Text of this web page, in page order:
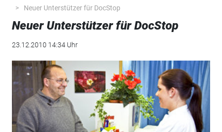
Neuer Unterstützer für DocStop
Neuer Unterstützer für DocStop
23.12.2010 14:34 Uhr